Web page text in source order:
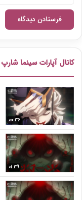
کانال آپارات سینما شارپ
00:36
01:39